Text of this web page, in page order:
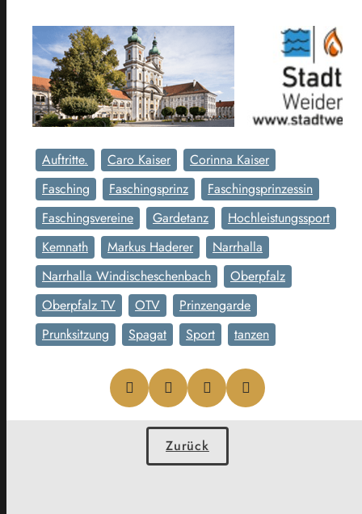
Auftritte. Caro Kaiser
Corinna Kaiser
Fasching
Faschingsprinz
Faschingsprinzessin
Faschingsvereine
Gardetanz
Hochleistungssport
Kemnath
Markus Haderer
Narrhalla
Narrhalla Windischeschenbach
Oberpfalz
Oberpfalz TV
OTV
Prinzengarde
Prunksitzung
Spagat Sport tanzen
Zurück